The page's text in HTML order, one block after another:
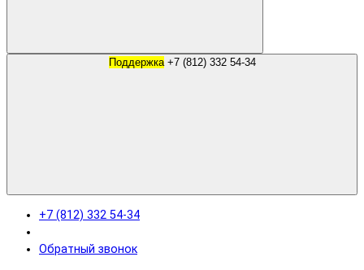
Поддержка +7 (812) 332 54-34
+7 (812) 332 54-34
Обратный звонок